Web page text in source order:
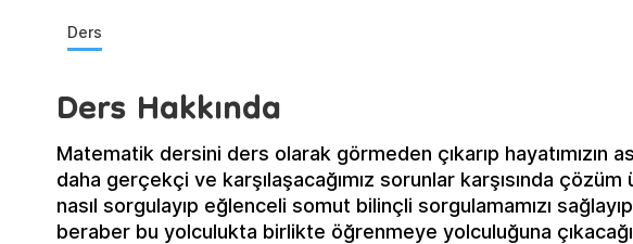
Ders
Ders Hakkında
Matematik dersini ders olarak görmeden çıkarıp hayatımızın
daha gerçekçi ve karşılaşacağımız sorunlar karşısında
nasıl sorgulayıp eğlenceli somut bilinçli sorgulamamızı sağlayıp
beraber bu yolculukta birlikte öğrenmeye yolculuğuna